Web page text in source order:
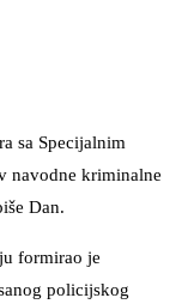
sa Specijalnim
navodne kriminalne
Dan.
formirao je
policijskog